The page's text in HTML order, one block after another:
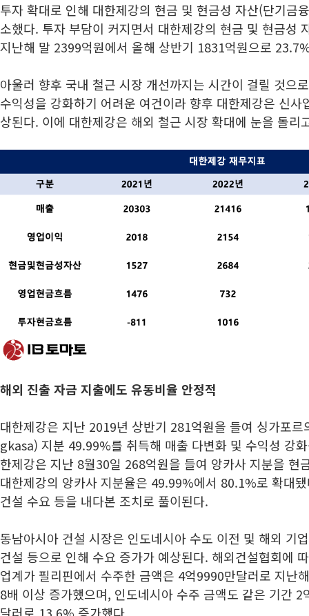
투자 확대로 인해 대한제강의 현금 및 현금성 자산(단기금
소했다. 투자 부담이 커지면서 대한제강의 현금 및 현금성
지난해 말 2399억원에서 올해 상반기 1831억원으로
아울러 향후 국내 철근 시장 개선까지는 시간이 걸릴 것으
수익성을 강화하기 어려운 여건이라 향후 대한제강은 신사
상된다. 이에 대한제강은 해외 철근 시장 확대에 눈을 돌리
해외 진출 자금 지출에도 유동비율 안정적
대한제강은 지난 2019년 상반기 281억원을 들여 싱가포
gkasa) 지분 49.99%를 취득해 매출 다변화 및 수익성 강
한제강은 지난 8월30일 268억원을 들여 앙카사 지분을 현
대한제강의 앙카사 지분율은 49.99%에서 80.1%로 확대
건설 수요 등을 내다본 조치로 풀이된다.
동남아시아 건설 시장은 인도네시아 수도 이전 및 해외 기
건설 등으로 인해 수요 증가가 예상된다. 해외건설협회에
업계가 필리핀에서 수주한 금액은 4억9990만달러로 지난
8배 이상 증가했으며, 인도네시아 수주 금액도 같은 기간